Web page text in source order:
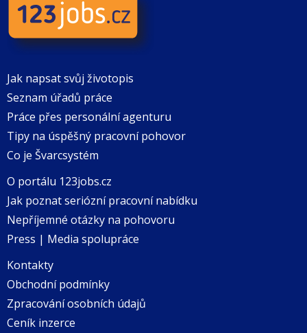
Jak napsat svůj životopis
Seznam úřadů práce
Práce přes personální agenturu
Tipy na úspěšný pracovní pohovor
Co je Švarcsystém
O portálu 123jobs.cz
Jak poznat seriózní pracovní nabídku
Nepříjemné otázky na pohovoru
Press | Media spolupráce
Kontakty
Obchodní podmínky
Zpracování osobních údajů
Ceník inzerce